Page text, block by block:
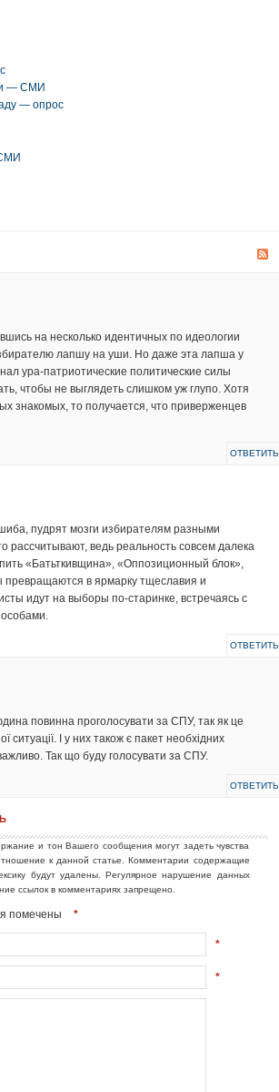
— СМИ
— опрос
на несколько идентичных по идеологии
лапшу на уши. Но даже эта лапша у
ура-патриотические политические силы
чтобы не выглядеть слишком уж глупо. Хотя
знакомых, то получается, что приверженцев
ОТВЕТИТЬ
пудрят мозги избирателям разными
рассчитывают, ведь реальность совсем далека
«Батьткивщина», «Оппозиционный блок»,
в ярмарку тщеславия и
идут на выборы по-старинке, встречаясь с
ОТВЕТИТЬ
повинна проголосувати за СПУ, так як це
ситуації. І у них також є пакет необхідних
Так що буду голосувати за СПУ.
ОТВЕТИТЬ
и тон Вашего сообщения могут задеть чувства
к данной статье. Комментарии содержащие
будут удалены. Регулярное нарушение данных
ссылок в комментариях запрещено.
помечены *
*
*